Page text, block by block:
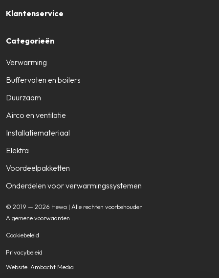
Klantenservice
Categorieën
Verwarming
Buffervaten en boilers
Duurzaam
Airco en ventilatie
Installatiemateriaal
Elektra
Voordeelpakketten
Onderdelen voor verwarmingssystemen
© 2019 — 2026 Hewa | Alle rechten voorbehouden
Algemene voorwaarden
Cookiebeleid
Privacybeleid
Website: Ambacht Media